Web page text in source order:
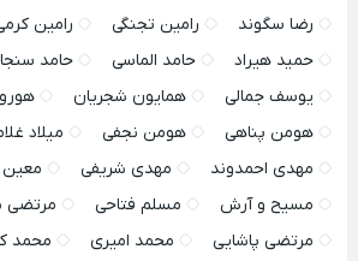
رضا سگوند
رامین تجنگی رامین
حمید هیراد
حامد الماسی
حامد
یوسف جمالی
همایون شجریان
هومن پناهی
هومن نجفی میلاد
مهدی احمدوند
مهدی شریفی
معین
مسیح و آرش
مسلم فتاحی
مرتضی
مرتضی پاشایی
محمد امیری محمد